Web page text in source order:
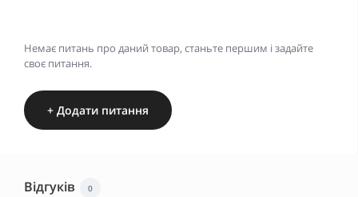
Немає питань про даний товар, станьте першим і задайте
своє питання.
+ Додати питання
Відгуків 0